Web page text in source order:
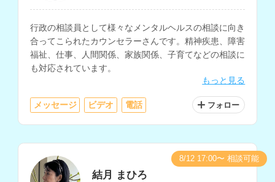
行政の相談員として様々なメンタルヘルスの相談に向き
合ってこられたカウンセラーさんです。精神疾患、障害
福祉、仕事、人間関係、家族関係、子育てなどの相談に
も対応されています。
もっと見る
メッセージ ビデオ 電話 フォロー
結月 まひろ
8/12 17:00〜 相談可能